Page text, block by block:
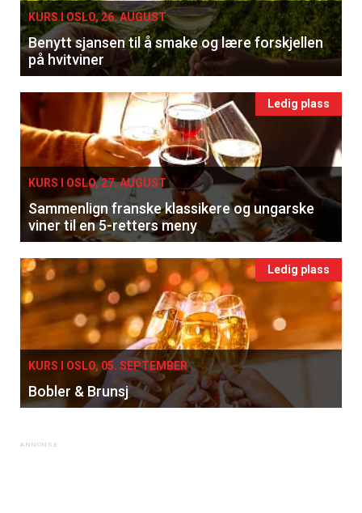
×
Få ukentlige nyhetsbrev fra
Apéritif
KURS I OSLO, 26. AUGUST
Benytt sjansen til å smake og lære forskjellen
på hvitviner
Ledig plass
KURS I OSLO, 27. AUGUST
Sammenlign franske klassikere og ungarske
viner til en 5-retters meny
Ledig plass
KURS I OSLO, 05. SEPTEMBER
Bobler & Brunsj